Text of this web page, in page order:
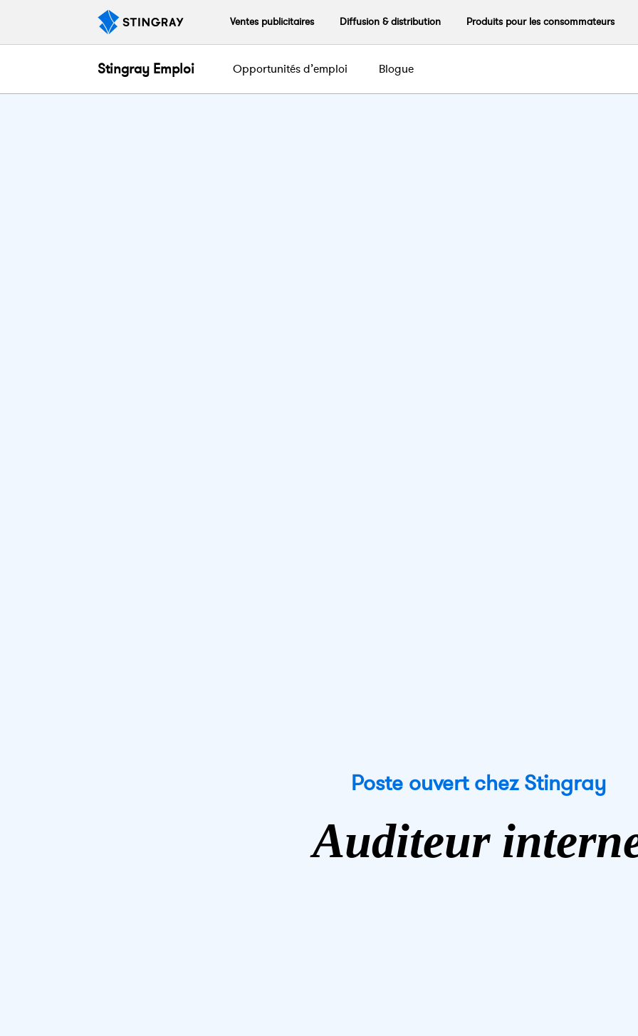
Ventes publicitaires Diffusion & distribution Produits pour les consommateurs
Stingray Emploi Opportunités d’emploi Blogue
Poste ouvert chez Stingray
Auditeur